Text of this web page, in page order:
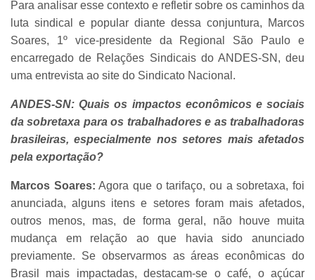
Para analisar esse contexto e refletir sobre os caminhos da
luta sindical e popular diante dessa conjuntura, Marcos
Soares, 1º vice-presidente da Regional São Paulo e
encarregado de Relações Sindicais do ANDES-SN, deu
uma entrevista ao site do Sindicato Nacional.
ANDES-SN: Quais os impactos econômicos e sociais
da sobretaxa para os trabalhadores e as trabalhadoras
brasileiras, especialmente nos setores mais afetados
pela exportação?
Marcos Soares: Agora que o tarifaço, ou a sobretaxa, foi
anunciada, alguns itens e setores foram mais afetados,
outros menos, mas, de forma geral, não houve muita
mudança em relação ao que havia sido anunciado
previamente. Se observarmos as áreas econômicas do
Brasil mais impactadas, destacam-se o café, o açúcar